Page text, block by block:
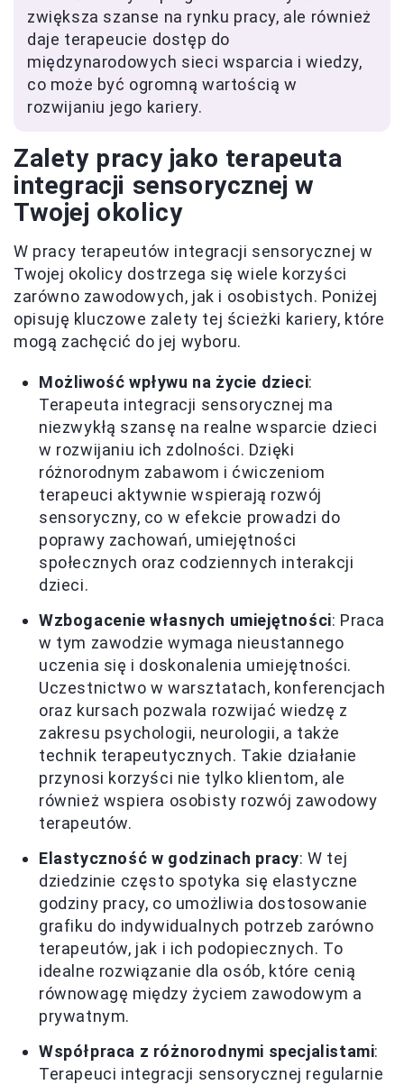
zwiększa szanse na rynku pracy, ale również
daje terapeucie dostęp do
międzynarodowych sieci wsparcia i wiedzy,
co może być ogromną wartością w
rozwijaniu jego kariery.
Zalety pracy jako terapeuta
integracji sensorycznej w
Twojej okolicy
W pracy terapeutów integracji sensorycznej w
Twojej okolicy dostrzega się wiele korzyści
zarówno zawodowych, jak i osobistych. Poniżej
opisuję kluczowe zalety tej ścieżki kariery, które
mogą zachęcić do jej wyboru.
Możliwość wpływu na życie dzieci:
Terapeuta integracji sensorycznej ma
niezwykłą szansę na realne wsparcie dzieci
w rozwijaniu ich zdolności. Dzięki
różnorodnym zabawom i ćwiczeniom
terapeuci aktywnie wspierają rozwój
sensoryczny, co w efekcie prowadzi do
poprawy zachowań, umiejętności
społecznych oraz codziennych interakcji
dzieci.
Wzbogacenie własnych umiejętności: Praca
w tym zawodzie wymaga nieustannego
uczenia się i doskonalenia umiejętności.
Uczestnictwo w warsztatach, konferencjach
oraz kursach pozwala rozwijać wiedzę z
zakresu psychologii, neurologii, a także
technik terapeutycznych. Takie działanie
przynosi korzyści nie tylko klientom, ale
również wspiera osobisty rozwój zawodowy
terapeutów.
Elastyczność w godzinach pracy: W tej
dziedzinie często spotyka się elastyczne
godziny pracy, co umożliwia dostosowanie
grafiku do indywidualnych potrzeb zarówno
terapeutów, jak i ich podopiecznych. To
idealne rozwiązanie dla osób, które cenią
równowagę między życiem zawodowym a
prywatnym.
Współpraca z różnorodnymi specjalistami:
Terapeuci integracji sensorycznej regularnie